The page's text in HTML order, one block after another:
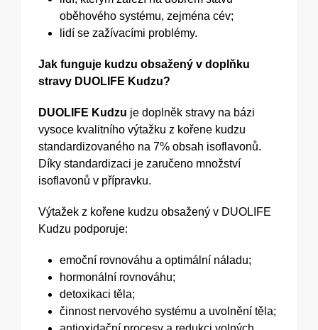
oběhového systému, zejména cév;
lidí se zažívacími problémy.
Jak funguje kudzu obsažený v doplňku
stravy DUOLIFE Kudzu?
DUOLIFE Kudzu je doplněk stravy na bázi
vysoce kvalitního výtažku z kořene kudzu
standardizovaného na 7% obsah isoflavonů.
Díky standardizaci je zaručeno množství
isoflavonů v přípravku.
Výtažek z kořene kudzu obsažený v DUOLIFE
Kudzu podporuje:
emoční rovnováhu a optimální náladu;
hormonální rovnováhu;
detoxikaci těla;
činnost nervového systému a uvolnění těla;